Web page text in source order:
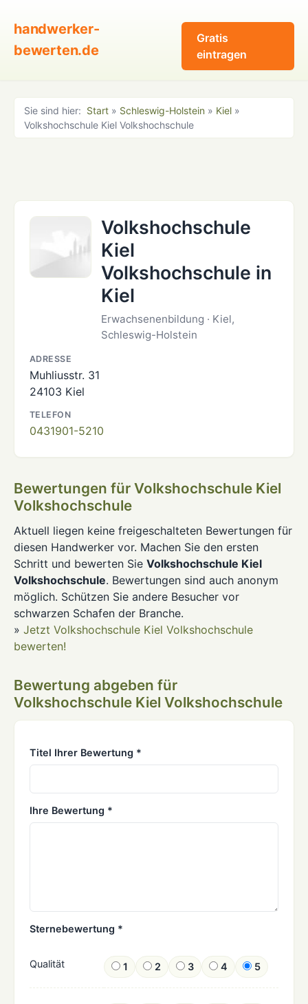
handwerker-
bewerten.de
Gratis
eintragen
Sie sind hier: Start » Schleswig-Holstein » Kiel »
Volkshochschule Kiel Volkshochschule
Volkshochschule
Kiel
Volkshochschule in
Kiel
Erwachsenenbildung · Kiel,
Schleswig-Holstein
ADRESSE
Muhliusstr. 31
24103 Kiel
TELEFON
0431901-5210
Bewertungen für Volkshochschule Kiel
Volkshochschule
Aktuell liegen keine freigeschalteten Bewertungen für
diesen Handwerker vor. Machen Sie den ersten
Schritt und bewerten Sie Volkshochschule Kiel
Volkshochschule. Bewertungen sind auch anonym
möglich. Schützen Sie andere Besucher vor
schwarzen Schafen der Branche.
» Jetzt Volkshochschule Kiel Volkshochschule
bewerten!
Bewertung abgeben für
Volkshochschule Kiel Volkshochschule
Titel Ihrer Bewertung *
Ihre Bewertung *
Sternebewertung *
Qualität 1 2 3 4 5